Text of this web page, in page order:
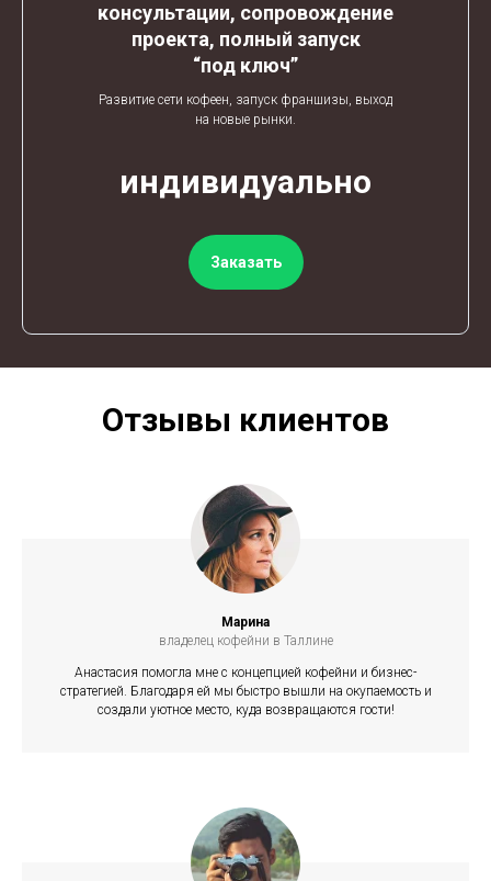
консультации, сопровождение
проекта, полный запуск
“под ключ”
Развитие сети кофеен, запуск франшизы, выход
на новые рынки.
индивидуально
Заказать
Отзывы клиентов
Марина
владелец кофейни в Таллине
Анастасия помогла мне с концепцией кофейни и бизнес-
стратегией. Благодаря ей мы быстро вышли на окупаемость и
создали уютное место, куда возвращаются гости!